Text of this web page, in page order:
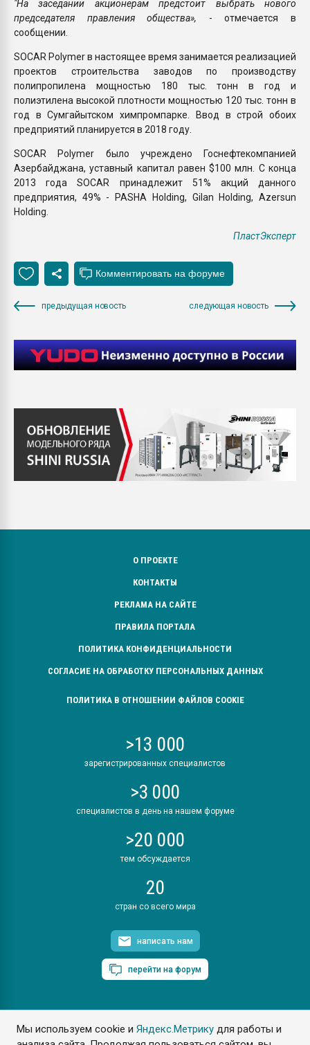
Мы используем cookie иЯндекс.Метрику для работы и
"На заседании акционерам предстоит выбрать нового
председателя правления общества», - отмечается в
сообщении.
SOCAR Polymer в настоящее время занимается реализацией
проектов строительства заводов по производству
полипропилена мощностью 180 тыс. тонн в год и
полиэтилена высокой плотности мощностью 120 тыс. тонн в
год в Сумгайытском химпромпарке. Ввод в строй обоих
предприятий планируется в 2018 году.
SOCAR Polymer было учреждено Госнефтекомпанией
Азербайджана, уставный капитал равен $100 млн. С конца
2013 года SOCAR принадлежит 51% акций данного
предприятия, 49% - PASHA Holding, Gilan Holding, Azersun
Holding.
ПластЭксперт
предыдущая новость следующая новость
О ПРОЕКТЕ
КОНТАКТЫ
РЕКЛАМА НА САЙТЕ
ПРАВИЛА ПОРТАЛА
ПОЛИТИКА КОНФИДЕНЦИАЛЬНОСТИ
СОГЛАСИЕ НА ОБРАБОТКУ ПЕРСОНАЛЬНЫХ ДАННЫХ
ПОЛИТИКА В ОТНОШЕНИИ ФАЙЛОВ COOKIE
>13 000
зарегистрированных специалистов
>3 000
специалистов в день на нашем форуме
>20 000
тем обсуждается
20
стран со всего мира
написать нам
перейти на форум
ПластЭксперт © 2006. Все права защищены